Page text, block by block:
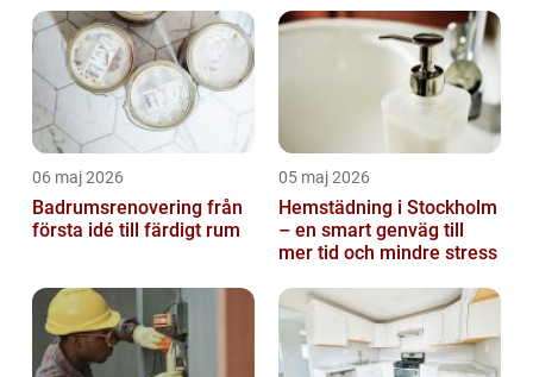
06 maj 2026
Badrumsrenovering från
första idé till färdigt rum
05 maj 2026
Hemstädning i Stockholm
– en smart genväg till
mer tid och mindre stress